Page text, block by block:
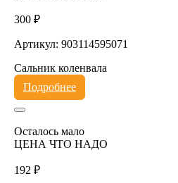
300 ₽
Артикул: 903114595071
Сальник коленвала
Подробнее
Осталось мало
ЦЕНА ЧТО НАДО
192 ₽